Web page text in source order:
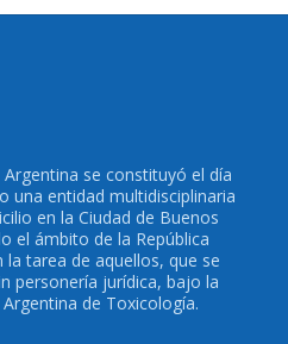
se constituyó el día
una entidad multidisciplinaria
en la Ciudad de Buenos
el ámbito de la República
tarea de aquellos, que se
personería jurídica, bajo la
de Toxicología.